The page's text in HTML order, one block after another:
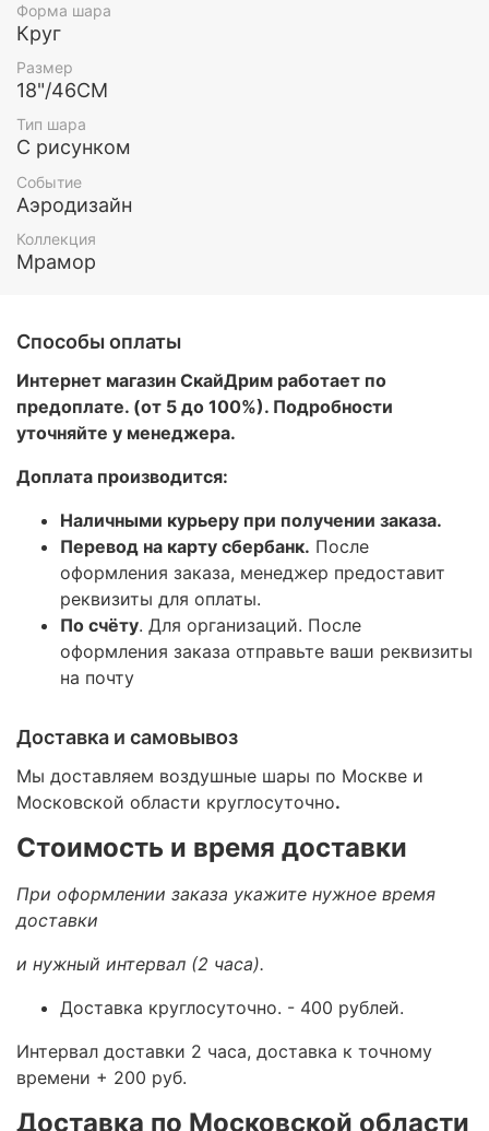
Форма шара
Круг
Размер
18"/46СМ
Тип шара
С рисунком
Событие
Аэродизайн
Коллекция
Мрамор
Способы оплаты
Интернет магазин СкайДрим работает по
предоплате. (от 5 до 100%). Подробности
уточняйте у менеджера.
Доплата производится:
Наличными курьеру при получении заказа.
Перевод на карту сбербанк. После
оформления заказа, менеджер предоставит
реквизиты для оплаты.
По счёту. Для организаций. После
оформления заказа отправьте ваши реквизиты
на почту
Доставка и самовывоз
Мы доставляем воздушные шары по Москве и
Московской области круглосуточно.
Стоимость и время доставки
При оформлении заказа укажите нужное время
доставки
и нужный интервал (2 часа).
Доставка круглосуточно. - 400 рублей.
Интервал доставки 2 часа, доставка к точному
времени + 200 руб.
Доставка по Московской области